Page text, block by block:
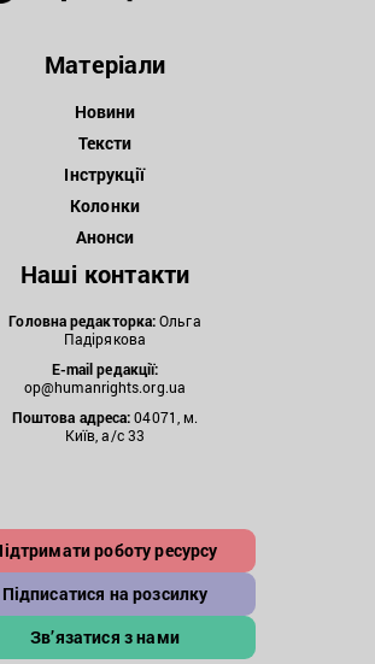
Матеріали
Новини
Тексти
Інструкції
Колонки
Анонси
Наші контакти
Головна редакторка:Ольга
Падірякова
E-mail редакції:
op@humanrights.org.ua
Поштова адреса:04071, м.
Київ, а/с 33
роботу ресурсу
Підписатися на розсилку
Зв’язатися з нами